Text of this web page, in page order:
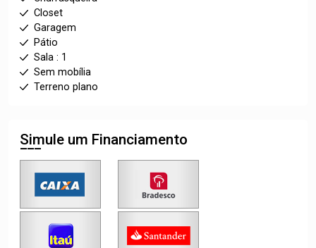
Closet
Garagem
Pátio
Sala : 1
Sem mobília
Terreno plano
Simule um Financiamento